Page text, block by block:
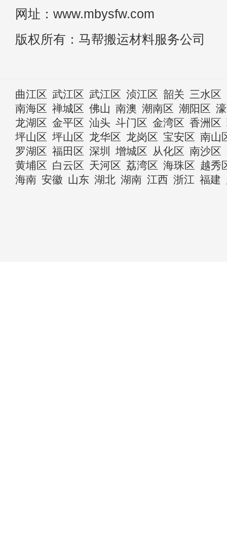
网址：www.mbysfw.com
版权所有：马帮搬运材料服务公司
曲江区 武江区 武江区 浈江区 韶关 三水区
南海区 禅城区 佛山 南澳 潮南区 潮阳区
龙湖区 金平区 汕头 斗门区 金湾区 香洲区
坪山区 坪山区 龙华区 龙岗区 宝安区 南山
罗湖区 福田区 深圳 增城区 从化区 南沙区
黄埔区 白云区 天河区 荔湾区 海珠区 越秀
海南 安徽 山东 湖北 湖南 江西 浙江 福建